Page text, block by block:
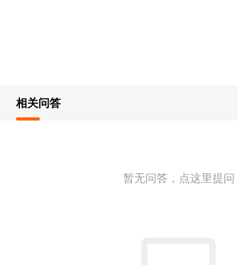
相关问答
暂无问答，点这里提问